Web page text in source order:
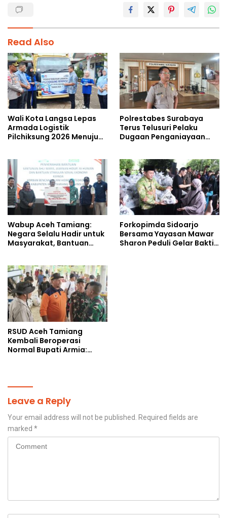
Read Also
Wali Kota Langsa Lepas
Armada Logistik
Pilchiksung 2026 Menuju
Polrestabes Surabaya
Terus Telusuri Pelaku
Dugaan Penganiayaan
Wabup Aceh Tamiang:
Negara Selalu Hadir untuk
Masyarakat, Bantuan
Forkopimda Sidoarjo
Bersama Yayasan Mawar
Sharon Peduli Gelar Bakti
RSUD Aceh Tamiang
Kembali Beroperasi
Normal Bupati Armia:
Leave a Reply
Your email address will not be published.
Required fields are
marked *